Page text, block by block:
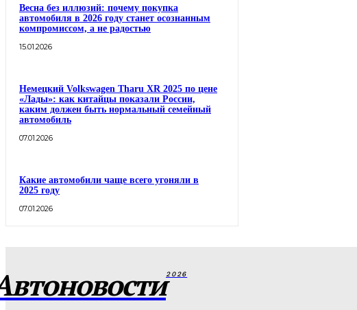
Весна без иллюзий: почему покупка
автомобиля в 2026 году станет осознанным
компромиссом, а не радостью
15.01.2026
Немецкий Volkswagen Tharu XR 2025 по цене
«Лады»: как китайцы показали России,
каким должен быть нормальный семейный
автомобиль
07.01.2026
Какие автомобили чаще всего угоняли в
2025 году
07.01.2026
2026